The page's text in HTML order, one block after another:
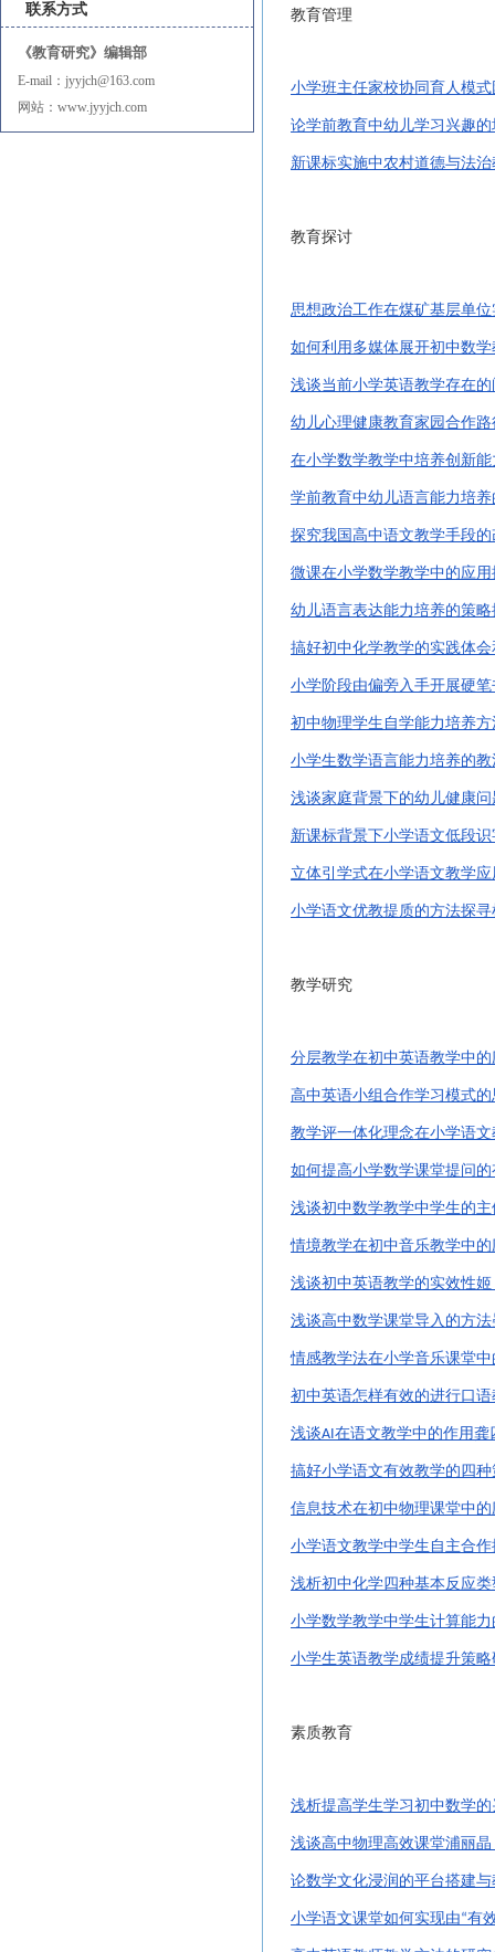
联系方式
《教育研究》编辑部
E-mail：jyyjch@163.com
网站：www.jyyjch.com
教育管理
小学班主任家校协同育人模
论学前教育中幼儿学习兴趣
新课标实施中农村道德与法
教育探讨
思想政治工作在煤矿基层单
如何利用多媒体展开初中数
浅谈当前小学英语教学存在
幼儿心理健康教育家园合作
在小学数学教学中培养创新
学前教育中幼儿语言能力培
探究我国高中语文教学手段
微课在小学数学教学中的应
幼儿语言表达能力培养的策
搞好初中化学教学的实践体
小学阶段由偏旁入手开展硬
初中物理学生自学能力培养
小学生数学语言能力培养的
浅谈家庭背景下的幼儿健康
新课标背景下小学语文低段
立体引学式在小学语文教学
小学语文优教提质的方法探
教学研究
分层教学在初中英语教学中
高中英语小组合作学习模式
教学评一体化理念在小学语
如何提高小学数学课堂提问
浅谈初中数学教学中学生的
情境教学在初中音乐教学中
浅谈初中英语教学的实效性姬
浅谈高中数学课堂导入的方
情感教学法在小学音乐课堂
初中英语怎样有效的进行口
浅谈AI在语文教学中的作用龚
搞好小学语文有效教学的四
信息技术在初中物理课堂中
小学语文教学中学生自主合
浅析初中化学四种基本反应
小学数学教学中学生计算能
小学生英语教学成绩提升策
素质教育
浅析提高学生学习初中数学
浅谈高中物理高效课堂浦丽晶
论数学文化浸润的平台搭建
小学语文课堂如何实现由“有